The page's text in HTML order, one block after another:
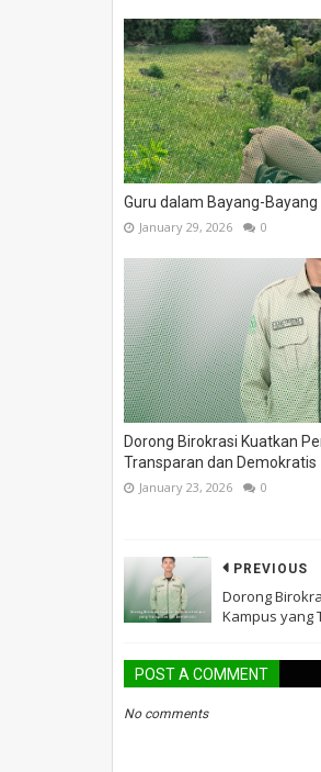
Guru dalam Bayang-
January 29, 2026 0
Dorong Birokrasi Kuatkan
Transparan dan Demokratis
January 23, 2026 0
PREVIOUS
Dorong
Kampus yang
POST A COMMENT
No comments